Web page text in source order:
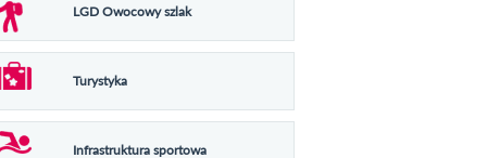
LGD Owocowy szlak
Turystyka
Infrastruktura sportowa